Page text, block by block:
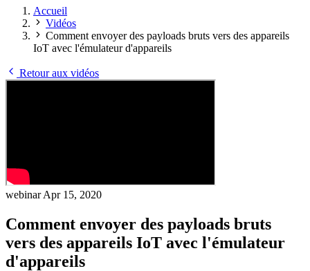
Accueil
Vidéos
Comment envoyer des payloads bruts vers des appareils
IoT avec l'émulateur d'appareils
Retour aux vidéos
webinarApr 15, 2020
Comment envoyer des payloads bruts
vers des appareils IoT avec l'émulateur
d'appareils